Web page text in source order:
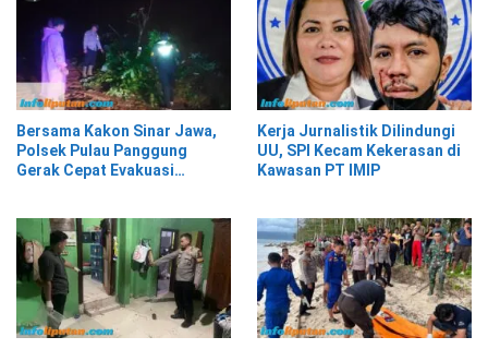
Bersama Kakon Sinar Jawa,
Polsek Pulau Panggung
Gerak Cepat Evakuasi
Kerja Jurnalistik Dilindungi
UU, SPI Kecam Kekerasan di
Kawasan PT IMIP